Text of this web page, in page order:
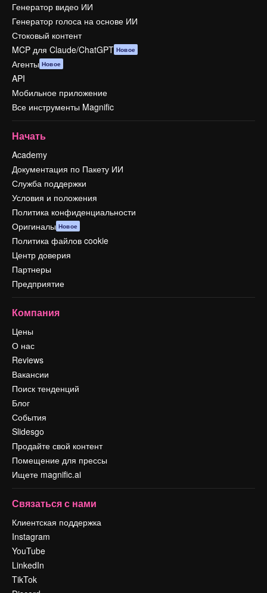
Генератор видео ИИ
Генератор голоса на основе ИИ
Стоковый контент
MCP для Claude/ChatGPT Новое
Агенты Новое
API
Мобильное приложение
Все инструменты Magnific
Начать
Academy
Документация по Пакету ИИ
Служба поддержки
Условия и положения
Политика конфиденциальности
Оригиналы Новое
Политика файлов cookie
Центр доверия
Партнеры
Предприятие
Компания
Цены
О нас
Reviews
Вакансии
Поиск тенденций
Блог
События
Slidesgo
Продайте свой контент
Помещение для прессы
Ищете magnific.ai
Связаться с нами
Клиентская поддержка
Instagram
YouTube
LinkedIn
TikTok